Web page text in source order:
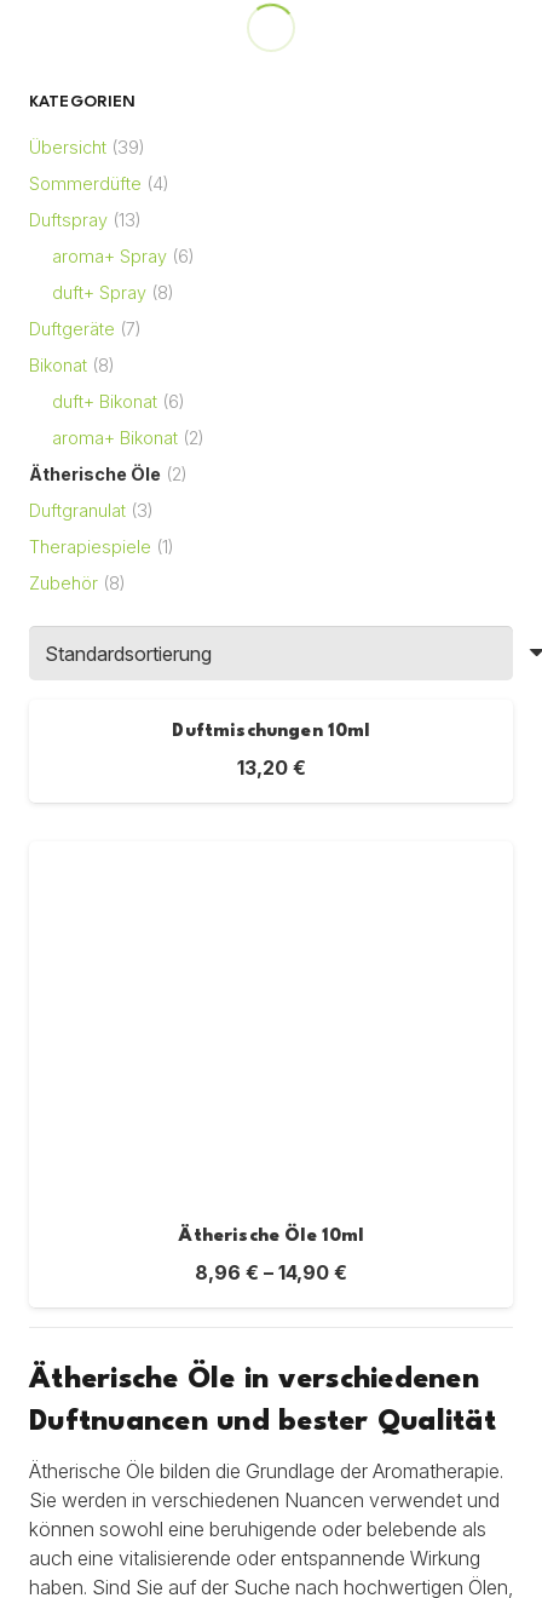
KATEGORIEN
Übersicht (39)
Sommerdüfte (4)
Duftspray (13)
aroma+ Spray (6)
duft+ Spray (8)
Duftgeräte (7)
Bikonat (8)
duft+ Bikonat (6)
aroma+ Bikonat (2)
Ätherische Öle (2)
Duftgranulat (3)
Therapiespiele (1)
Zubehör (8)
Duftmischungen 10ml
13,20 €
Ätherische Öle 10ml
8,96 € – 14,90 €
Ätherische Öle in verschiedenen
Duftnuancen und bester Qualität
Ätherische Öle bilden die Grundlage der Aromatherapie.
Sie werden in verschiedenen Nuancen verwendet und
können sowohl eine beruhigende oder belebende als
auch eine vitalisierende oder entspannende Wirkung
haben. Sind Sie auf der Suche nach hochwertigen Ölen,